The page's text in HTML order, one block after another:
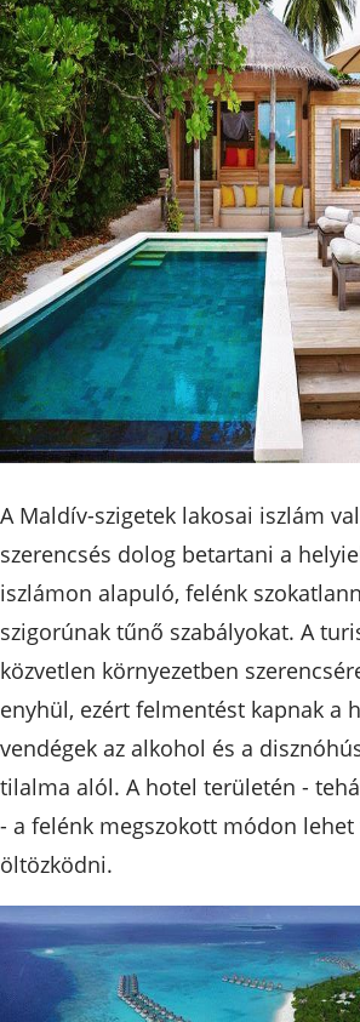
A Maldív-szigetek lakosai iszlám
szerencsés dolog betartani a
iszlámon alapuló, felénk
szigorúnak tűnő szabályokat. A
közvetlen környezetben
enyhül, ezért felmentést kapnak a
vendégek az alkohol és a
tilalma alól. A hotel területén -
- a felénk megszokott módon
öltözködni.